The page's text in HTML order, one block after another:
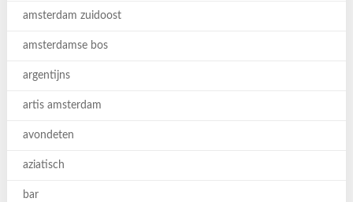
amsterdam zuidoost
amsterdamse bos
argentijns
artis amsterdam
avondeten
aziatisch
bar